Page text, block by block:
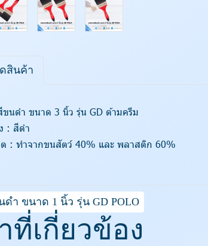
สินค้า
ขนดำ ขนาด 3 นิ้ว รุ่น GD ด้ามครีม
: สีดำ
: ทำจากขนสัตว์ 40% และ พลาสติก 60%
ดำ ขนาด 1 นิ้ว รุ่น GD POLO
ที่เกี่ยวข้อง